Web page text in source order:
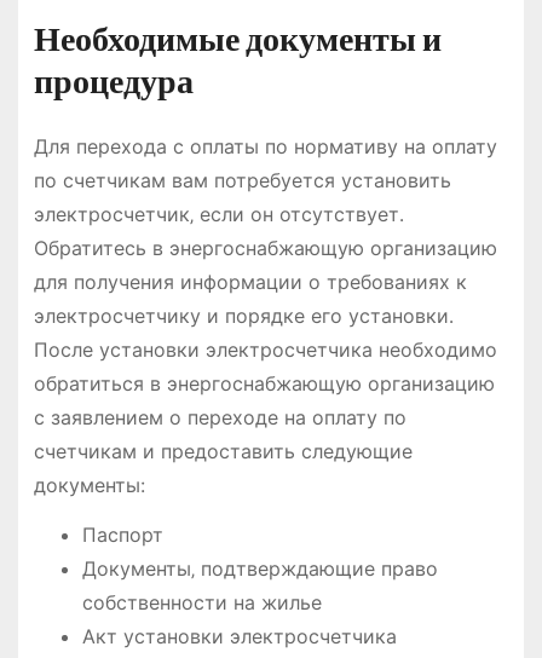
Необходимые документы и
процедура
Для перехода с оплаты по нормативу на оплату
по счетчикам вам потребуется установить
электросчетчик‚ если он отсутствует․
Обратитесь в энергоснабжающую организацию
для получения информации о требованиях к
электросчетчику и порядке его установки․
После установки электросчетчика необходимо
обратиться в энергоснабжающую организацию
с заявлением о переходе на оплату по
счетчикам и предоставить следующие
документы:
Паспорт
Документы‚ подтверждающие право
собственности на жилье
Акт установки электросчетчика